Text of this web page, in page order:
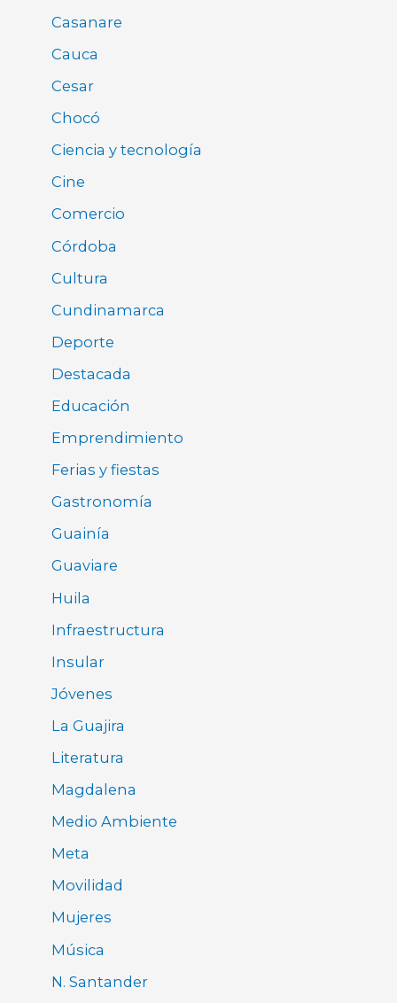
Casanare
Cauca
Cesar
Chocó
Ciencia y tecnología
Cine
Comercio
Córdoba
Cultura
Cundinamarca
Deporte
Destacada
Educación
Emprendimiento
Ferias y fiestas
Gastronomía
Guainía
Guaviare
Huila
Infraestructura
Insular
Jóvenes
La Guajira
Literatura
Magdalena
Medio Ambiente
Meta
Movilidad
Mujeres
Música
N. Santander